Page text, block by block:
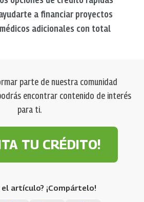
a financiar proyectos
adicionales con total
parte de nuestra comunidad
encontrar contenido de interés
para ti.
TU CRÉDITO!
el artículo? ¡Compártelo!